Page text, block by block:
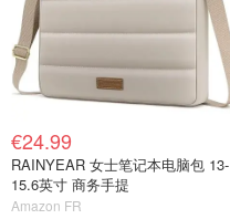
€24.99
RAINYEAR 女士笔记本电脑包 13-
15.6英寸 商务手提
Amazon FR